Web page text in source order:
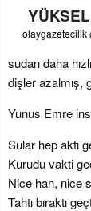
olaygazetecilik
sudan daha
dişler azalmış,
Yunus Emre
Sular hep aktı
Kurudu vakti
Nice han, nice
Tahtı bıraktı